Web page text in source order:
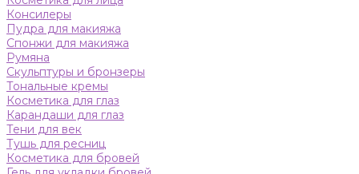
Консилеры
Пудра для макияжа
Спонжи для макияжа
Румяна
Скульптуры и бронзеры
Тональные кремы
Косметика для глаз
Карандаши для глаз
Тени для век
Тушь для ресниц
Косметика для бровей